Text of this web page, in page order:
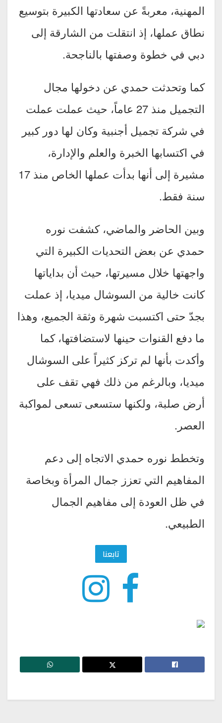
المهنية، معربةً عن سعادتها الكبيرة بتوسيع
نطاق عملها، إذ انتقلت من الشارقة إلى
دبي في خطوة وصفتها بالناجحة.
كما وتحدثت حمدي عن دخولها مجال
التجميل منذ 27 عاماً، حيث عملت عملت
في شركة تجميل أجنبية وكان لها دور كبير
في اكتسابها الخبرة والعلم والإدارة،
مشيرة إلى أنها بدأت عملها الخاص منذ 17
سنة فقط.
وبين الحاضر والماضي، كشفت نوره
حمدي عن بعض التحديات الكبيرة التي
واجهتها خلال مسيرتها، حيث أن بداياتها
كانت خالية من السوشال ميديا، إذ عملت
بجدّ حتى اكتسبت شهرة وثقة الجميع، وهذا
ما دفع القنوات حينها لاستضافتها، كما
وأكدت بأنها لم تركز كثيراً على السوشال
ميديا، وبالرغم من ذلك فهي تقف على
أرض صلبة، ولكنها ستسعى تسعى لمواكبة
العصر.
وتخطط نوره حمدي الاتجاه إلى دعم
المفاهيم التي تعزز جمال المرأة وبخاصة
في ظل العودة إلى مفاهيم الجمال
الطبيعي.
تابعنا